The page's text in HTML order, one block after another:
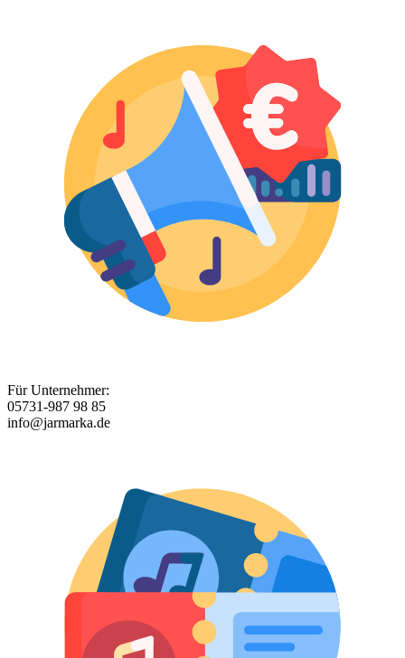
Für Unternehmer:
05731-987 98 85
info@jarmarka.de